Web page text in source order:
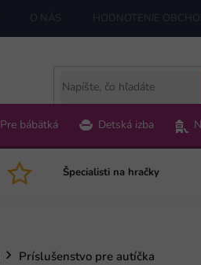
O NÁS HODNOTENIE
Pre bábätká Detská izba
Špecialisti na hračky
Príslušenstvo pre autíčka